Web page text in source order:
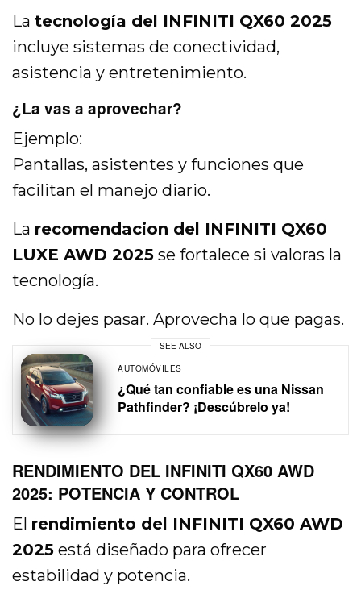
Latecnología del INFINITI QX60 2025
incluye sistemas de conectividad,
asistencia y entretenimiento.
¿La vas a aprovechar?
Ejemplo:
Pantallas, asistentes y funciones que
facilitan el manejo diario.
La recomendacion del INFINITI QX60
LUXE AWD 2025 se fortalece si valoras la
tecnología.
No lo dejes pasar. Aprovecha lo que pagas.
SEE ALSO
AUTOMÓVILES
¿Qué tan confiable es una Nissan
Pathfinder? ¡Descúbrelo ya!
RENDIMIENTO DEL INFINITI QX60 AWD
2025: POTENCIA Y CONTROL
El rendimiento del INFINITI QX60 AWD
2025 está diseñado para ofrecer
estabilidad y potencia.